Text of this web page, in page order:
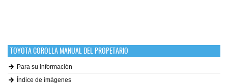
TOYOTA COROLLA MANUAL DEL PROPETARIO
Para su información
Índice de imágenes